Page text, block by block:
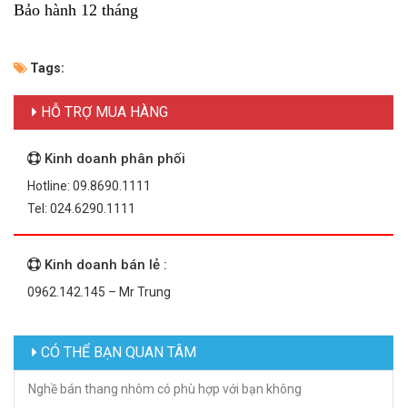
Bảo hành 12 tháng
Tags:
HỖ TRỢ MUA HÀNG
Kinh doanh phân phối
Hotline: 09.8690.1111
Tel: 024.6290.1111
Kinh doanh bán lẻ :
0962.142.145 – Mr Trung
CÓ THỂ BẠN QUAN TÂM
Nghề bán thang nhôm có phù hợp với bạn không